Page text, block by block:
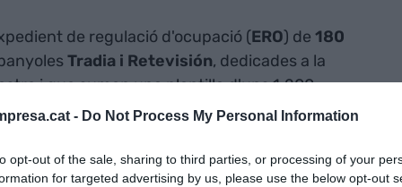
- Do Not Process My Personal Information
opt-out of the sale, sharing to third parties, or processing of your
for targeted advertising by us, please use the below opt-out
de regulació d'ocupació (ERO) de 180
Tradia i Retevisión, dedicades a la
i que sumen una plantilla d'uns 1.200
en un comunicat.
dels treballadors d'ambdues filials han